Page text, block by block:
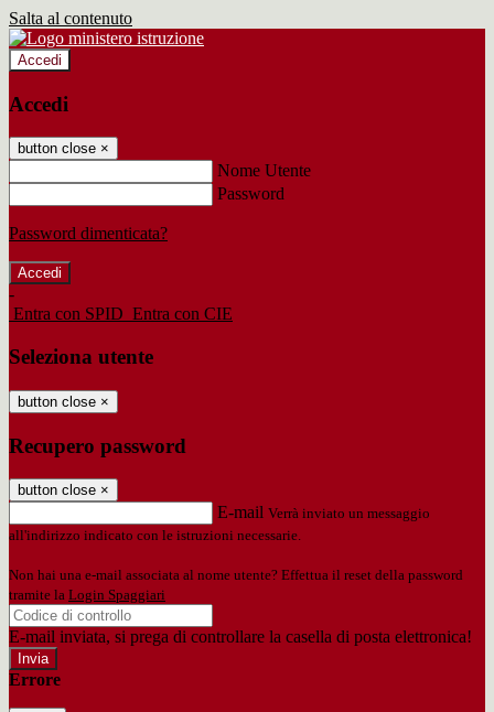
Salta al contenuto
Accedi
Accedi
button close ×
Nome Utente
Password
Password dimenticata?
-
Entra con SPID Entra con CIE
Seleziona utente
button close ×
Recupero password
button close ×
E-mail Verrà inviato un messaggio
all'indirizzo indicato con le istruzioni necessarie.
Non hai una e-mail associata al nome utente? Effettua il reset della password
tramite la Login Spaggiari
E-mail inviata, si prega di controllare la casella di posta elettronica!
Errore